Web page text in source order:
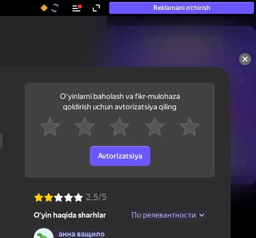
Reklamani o‘chirish
50+ eng yaxshi o‘yinlar, hatto
«o‘ynamaydigan» odamlar ham
Oʻyinlarni baholash va fikr-mulohaza
qoldirish uchun avtorizatsiya qiling
Avtorizatsiya